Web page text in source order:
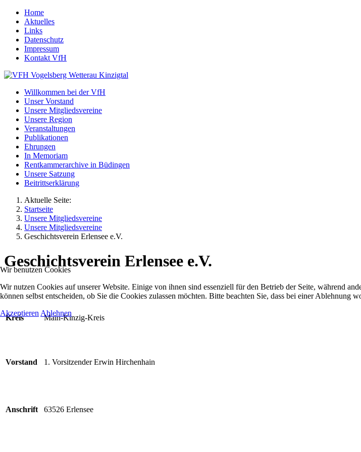
Home
Aktuelles
Links
Datenschutz
Impressum
Kontakt VfH
Willkommen bei der VfH
Unser Vorstand
Unsere Mitgliedsvereine
Unsere Region
Veranstaltungen
Publikationen
Ehrungen
In Memoriam
Rentkammerarchive in Büdingen
Unsere Satzung
Beitrittserklärung
Aktuelle Seite:
Startseite
Unsere Mitgliedsvereine
Unsere Mitgliedsvereine
Geschichtsverein Erlensee e.V.
Geschichtsverein Erlensee e.V.
Kreis Main-Kinzig-Kreis
Vorstand 1. Vorsitzender Erwin Hirchenhain
Anschrift 63526 Erlensee
Wir benutzen Cookies
Wir nutzen Cookies auf unserer Website. Einige von ihnen sind essenziell für den Betrieb der Seite, während
können selbst entscheiden, ob Sie die Cookies zulassen möchten. Bitte beachten Sie, dass bei einer Ablehnung
Akzeptieren Ablehnen